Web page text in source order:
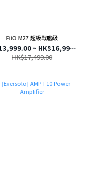
FiiO M27 超級戰艦級
HK$13,999.00 ~ HK$16,999.00
HK$17,499.00